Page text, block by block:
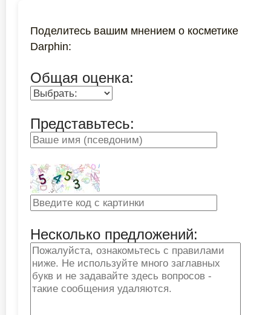
Поделитесь вашим мнением о косметике
Darphin:
Общая оценка:
Представьтесь:
Несколько предложений: